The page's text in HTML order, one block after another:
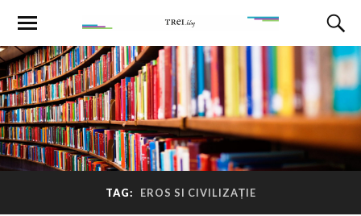
TAG: EROS SI CIVILIZAȚIE